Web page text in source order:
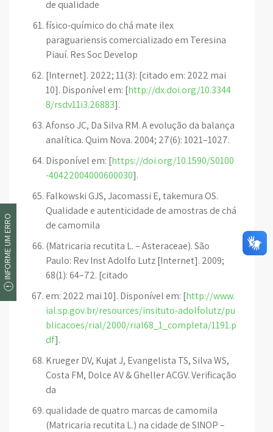
de qualidade
físico-químico do chá mate ilex
paraguariensis comercializado em Teresina
Piauí. Res Soc Develop
[Internet]. 2022; 11(3): [citado em: 2022 mai
10]. Disponível em: [http://dx.doi.org/10.3344
8/rsdv11i3.26883].
Afonso JC, Da Silva RM. A evolução da balança
analítica. Quim Nova. 2004; 27(6): 1021–1027.
Disponível em: [https://doi.org/10.1590/S0100
-40422004000600030].
Falkowski GJS, Jacomassi E, takemura OS.
Qualidade e autenticidade de amostras de chá
de camomila
(Matricaria recutita L. – Asteraceae). São
Paulo: Rev Inst Adolfo Lutz [Internet]. 2009;
68(1): 64–72. [citado
em: 2022 mai 10]. Disponível em: [http://www.
ial.sp.gov.br/resources/insituto-adolfolutz/pu
blicacoes/rial/2000/rial68_1_completa/1191.p
df].
Krueger DV, Kujat J, Evangelista TS, Silva WS,
Costa FM, Dolce AV & Gheller ACGV. Verificação
da
qualidade de quatro marcas de camomila
(Matricaria recutita L.) na cidade de SINOP –
INFORME UM ERRO